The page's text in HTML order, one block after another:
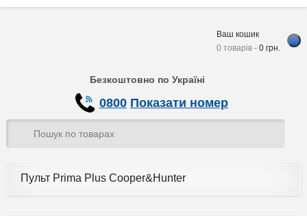
Ваш кошик
0 товарів -0 грн.
Безкоштовно по Україні
0800 Показати номер
Пульт Prima Plus Cooper&Hunter